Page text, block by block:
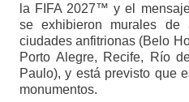
la FIFA 2027™ y el
se exhibieron murales
ciudades anfitrionas (Belo
Porto Alegre, Recife, Río
Paulo), y está previsto que
monumentos.